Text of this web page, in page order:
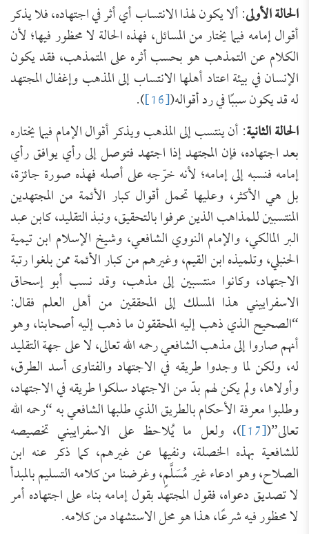
الحالة الأولى: ألا يكون لهذا الانتساب أي أثر في اجتهاده، فلا يذكر
أقوال إمامه فيما يختار من المسائل، فهذه الحالة لا محظور فيها؛ لأن
الكلام عن التمذهب هو بحسب أثره على المتمذهب، فقد يكون
الإنسان في بيئة اعتاد أهلها الانتساب إلى المذهب وإغفال المجتهد
له قد يكون سببًا في رد أقواله([16]
).
الحالة الثانية: أن ينتسب إلى المذهب ويذكر أقوال الإمام فيما يختاره
بعد اجتهاده، فإن المجتهد إذا اجتهد فتوصل إلى رأي يوافق رأي
إمامه فنسبه إلى إمامه؛ لأنه خرّجه على أصله فهذه صورة جائزة،
بل هي الأكثر، وعليها تحمل أقوال كبار الأئمة من المجتهدين
المنتسبين للمذاهب الذين عرفوا بالتحقيق، ونبذ التقليد، كابن عبد
البر المالكي، والإمام النووي الشافعي، وشيخ الإسلام ابن تيمية
الحنبلي، وتلميذه ابن القيم، وغيرهم من كبار الأئمة ممن بلغوا رتبة
الاجتهاد، وكانوا منتسبين إلى مذهب، وقد نسب أبو إسحاق
الاسفراييني هذا المسلك إلى المحققين من أهل العلم فقال:
“الصحيح الذي ذهب إليه المحققون ما ذهب إليه أصحابنا، وهو
أنهم صاروا إلى مذهب الشافعي رحمه الله تعالى، لا على جهة التقليد
له، ولكن لما وجدوا طريقه في الاجتهاد والفتاوى أسد الطرق،
وأولاها، ولم يكن لهم بدّ من الاجتهاد سلكوا طريقه في الاجتهاد،
وطلبوا معرفة الأحكام بالطريق الذي طلبها الشافعي به “رحمه الله
تعالى”([17] )، ولعل ما يُلاحظ على الاسفراييني تخصيصه
للشافعية بهذه الخصلة، ونفيها عن غيرهم، كما ذكر عنه ابن
الصلاح، وهو ادعاء غير مُسَلَّمٍ، وغرضنا من كلامه التسليم بالمبدأ
لا تصديق دعواه، فقول المجتهد بقول إمامه بناء على اجتهاده أمر
لا محظور فيه شرعًا، هذا هو محل الاستشهاد من كلامه.